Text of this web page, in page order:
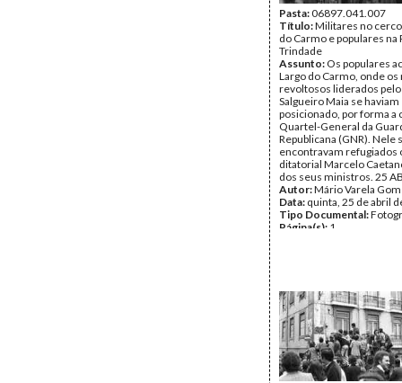
Pasta:06897.041.007
Título:Militares no
do Carmo e populares na
Trindade
Assunto: Os populares
Largo do Carmo, onde
revoltosos liderados pelo
Salgueiro Maia se haviam
posicionado, por forma a
Quartel-General da
Republicana (GNR). Nele
encontravam refugiados
ditatorial Marcelo
dos seus ministros. 25
Autor:Mário Varela
Data: quinta, 25 de abril
Tipo Documental:
Página(s): 1